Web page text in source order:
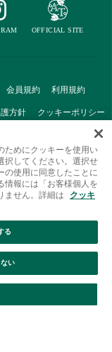
び替え
会員規約 利用規約
方針 クッキーポリシー
式オンラインストアで
、紅茶・焼き菓子など、
います。
ためにクッキーを使用い
択してください。選択せ
の使用に同意したことに
情報には「お客様個人を
ません。詳細は
クッキ
い
る